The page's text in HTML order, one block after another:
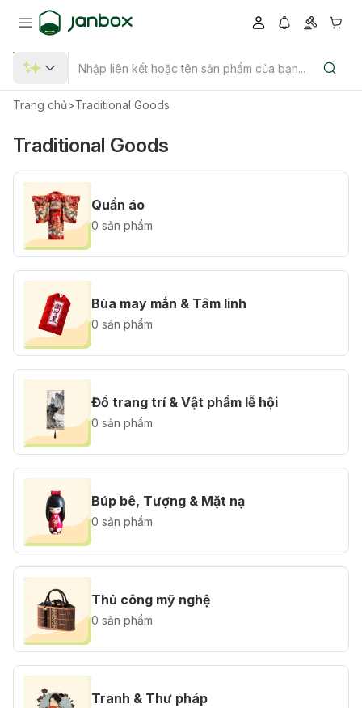
Trang chủ>Traditional Goods
Traditional Goods
Quần áo
0 sản phẩm
Bùa may mắn & Tâm linh
0 sản phẩm
Đồ trang trí & Vật phẩm lễ hội
0 sản phẩm
Búp bê, Tượng & Mặt nạ
0 sản phẩm
Thủ công mỹ nghệ
0 sản phẩm
Tranh & Thư pháp